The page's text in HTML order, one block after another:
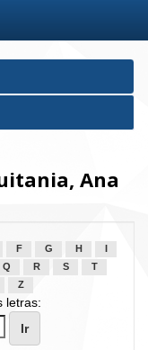
Ana
F G H
Q R S
T
Z
letras: